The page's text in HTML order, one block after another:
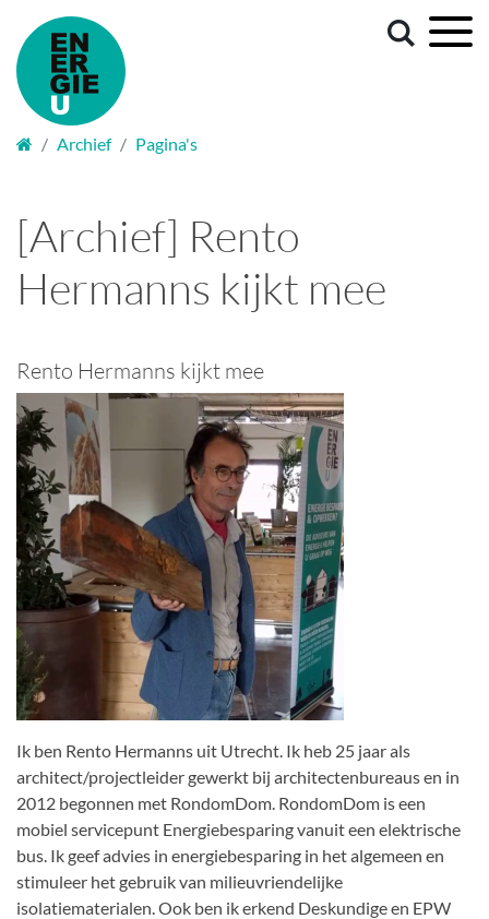
Welkom
Archief Pagina's
[Archief] Rento
Hermanns kijkt mee
Rento Hermanns kijkt mee
Ik ben Rento Hermanns uit Utrecht. Ik heb 25 jaar als
architect/projectleider gewerkt bij architectenbureaus en in
2012 begonnen met RondomDom. RondomDom is een
mobiel servicepunt Energiebesparing vanuit een elektrische
bus. Ik geef advies in energiebesparing in het algemeen en
stimuleer het gebruik van milieuvriendelijke
isolatiematerialen. Ook ben ik erkend Deskundige en EPW